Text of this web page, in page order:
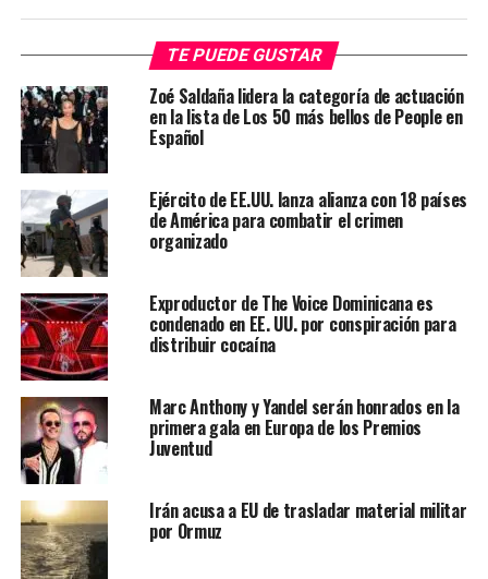
TE PUEDE GUSTAR
Zoé Saldaña lidera la categoría de actuación
en la lista de Los 50 más bellos de People en
Español
Ejército de EE.UU. lanza alianza con 18 países
de América para combatir el crimen
organizado
Exproductor de The Voice Dominicana es
condenado en EE. UU. por conspiración para
distribuir cocaína
Marc Anthony y Yandel serán honrados en la
primera gala en Europa de los Premios
Juventud
Irán acusa a EU de trasladar material militar
por Ormuz